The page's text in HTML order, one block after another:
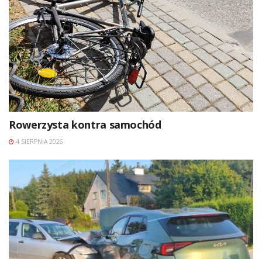
Rowerzysta kontra samochód
4 SIERPNIA 2026